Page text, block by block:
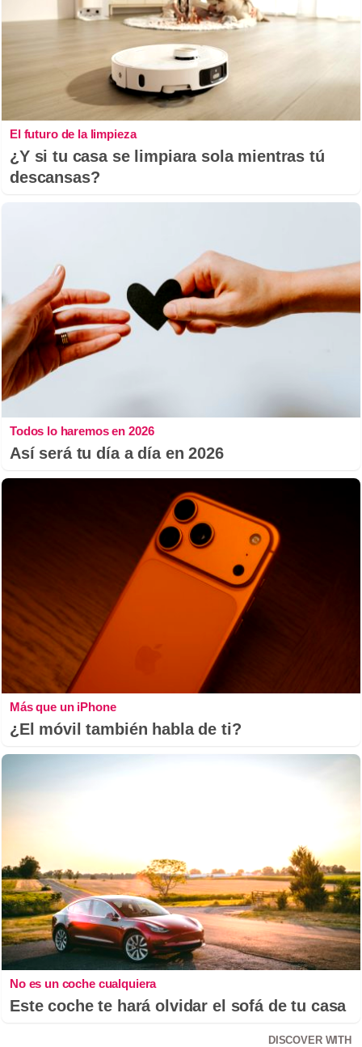
El futuro de la limpieza
¿Y si tu casa se limpiara sola mientras tú
descansas?
Todos lo haremos en 2026
Así será tu día a día en 2026
Más que un iPhone
¿El móvil también habla de ti?
No es un coche cualquiera
Este coche te hará olvidar el sofá de tu casa
DISCOVER WITH